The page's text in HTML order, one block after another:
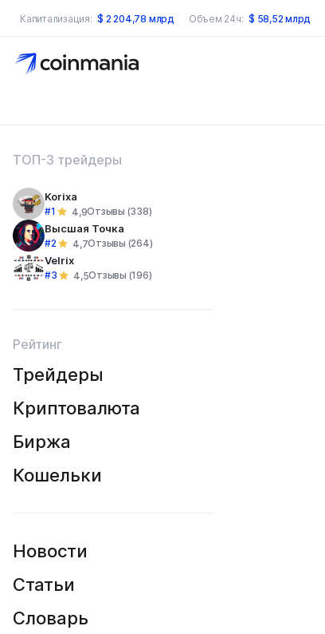
Капитализация: $ 2 204,78 млрд Объем 24ч: $ 58,52 млрд
по сайту
ТОП-3 трейдеры
Korixa
#1 4,9Отзывы (338)
Высшая Точка
#2 4,7Отзывы (264)
Velrix
#3 4,5Отзывы (196)
Рейтинг
Трейдеры
Криптовалюта
Биржа
Кошельки
Новости
Статьи
Словарь
Поиск монет